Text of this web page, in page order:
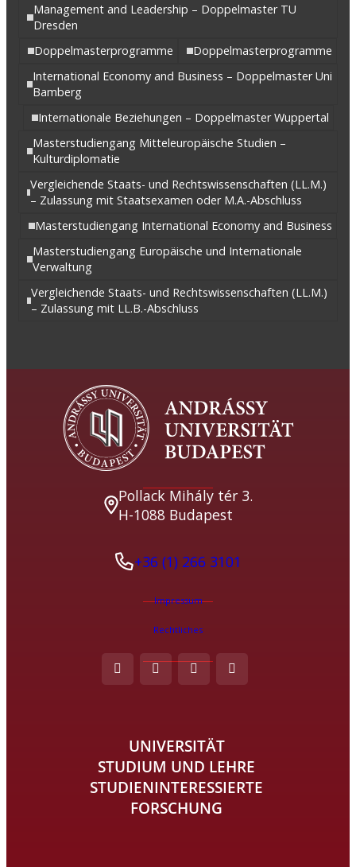
Management and Leadership – Doppelmaster TU
Dresden
Doppelmasterprogramme
Doppelmasterprogramme
International Economy and Business – Doppelmaster Uni
Bamberg
Internationale Beziehungen – Doppelmaster Wuppertal
Masterstudiengang Mitteleuropäische Studien –
Kulturdiplomatie
Vergleichende Staats- und Rechtswissenschaften (LL.M.)
– Zulassung mit Staatsexamen oder M.A.-Abschluss
Masterstudiengang International Economy and Business
Masterstudiengang Europäische und Internationale
Verwaltung
Vergleichende Staats- und Rechtswissenschaften (LL.M.)
– Zulassung mit LL.B.-Abschluss
Pollack Mihály tér 3.
H-1088 Budapest
+36 (1) 266 3101
Impressum
Rechtliches
UNIVERSITÄT
STUDIUM UND LEHRE
STUDIENINTERESSIERTE
FORSCHUNG